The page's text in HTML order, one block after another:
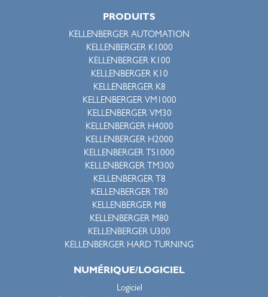
PRODUITS
KELLENBERGER AUTOMATION
KELLENBERGER K1000
KELLENBERGER K100
KELLENBERGER K10
KELLENBERGER K8
KELLENBERGER VM1000
KELLENBERGER VM30
KELLENBERGER H4000
KELLENBERGER H2000
KELLENBERGER TS1000
KELLENBERGER TM300
KELLENBERGER T8
KELLENBERGER T80
KELLENBERGER M8
KELLENBERGER M80
KELLENBERGER U300
KELLENBERGER HARD TURNING
NUMÉRIQUE/LOGICIEL
Logiciel